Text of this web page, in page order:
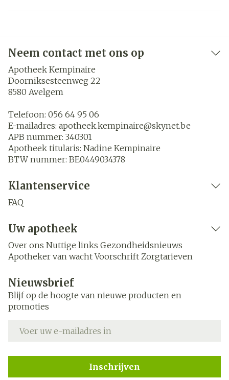
Neem contact met ons op
Apotheek Kempinaire
Doorniksesteenweg 22
8580 Avelgem
Telefoon: 056 64 95 06
E-mailadres: apotheek.kempinaire@skynet.be
APB nummer: 340301
Apotheek titularis: Nadine Kempinaire
BTW nummer: BE0449034378
Klantenservice
FAQ
Uw apotheek
Over ons Nuttige links Gezondheidsnieuws
Apotheker van wacht Voorschrift Zorgtarieven
Nieuwsbrief
Blijf op de hoogte van nieuwe producten en
promoties
Inschrijven